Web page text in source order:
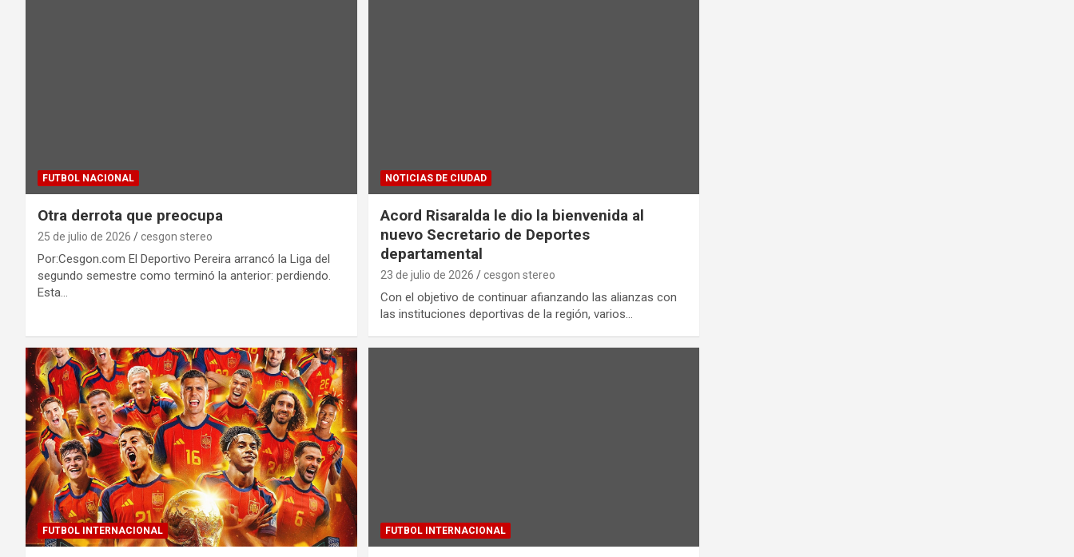
FUTBOL NACIONAL
Otra derrota que preocupa
25 de julio de 2026 cesgon stereo
Por:Cesgon.com El Deportivo Pereira arrancó la Liga del
segundo semestre como terminó la anterior: perdiendo.
Esta…
NOTICIAS DE CIUDAD
Acord Risaralda le dio la bienvenida al
nuevo Secretario de Deportes
departamental
23 de julio de 2026 cesgon stereo
Con el objetivo de continuar afianzando las alianzas con
las instituciones deportivas de la región, varios…
FUTBOL INTERNACIONAL FUTBOL INTERNACIONAL